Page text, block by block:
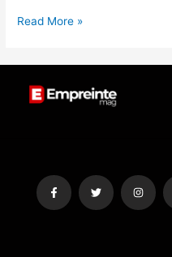
Read More »